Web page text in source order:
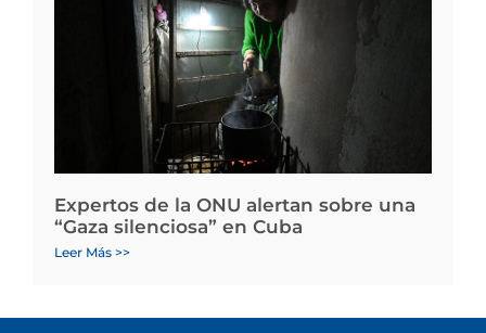
Expertos de la ONU alertan sobre una
“Gaza silenciosa” en Cuba
Leer Más >>